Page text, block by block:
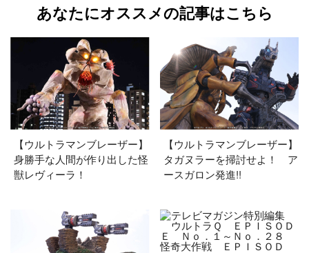
あなたにオススメの記事はこちら
【ウルトラマンブレーザー】
身勝手な人間が作り出した怪
獣レヴィーラ！
【ウルトラマンブレーザー】
タガヌラーを掃討せよ！ ア
ースガロン発進!!